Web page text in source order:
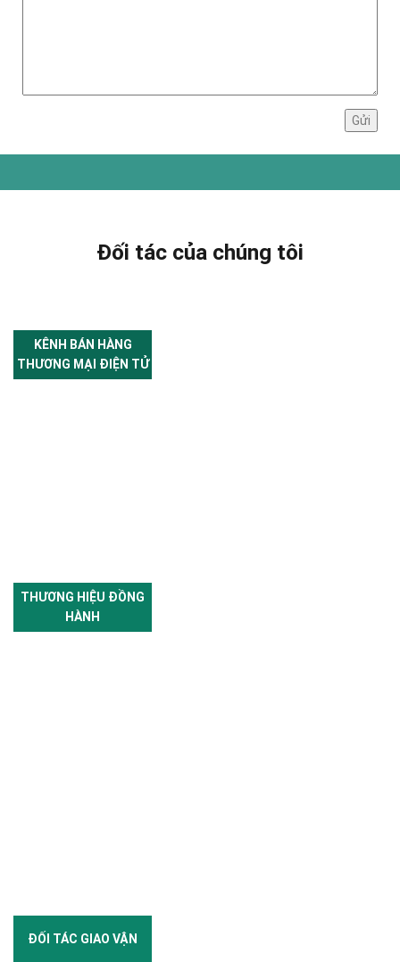
Đối tác của chúng tôi
KÊNH BÁN HÀNG
THƯƠNG MẠI ĐIỆN TỬ
THƯƠNG HIỆU ĐỒNG
HÀNH
ĐỐI TÁC GIAO VẬN